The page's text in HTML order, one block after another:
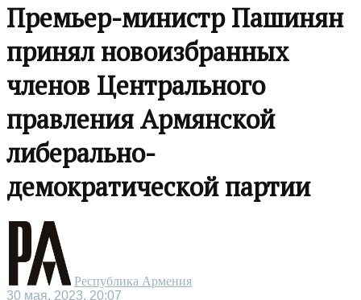
Премьер-министр Пашинян
принял новоизбранных
членов Центрального
правления Армянской
либерально-
демократической партии
Республика Армения
30 мая, 2023, 20:07